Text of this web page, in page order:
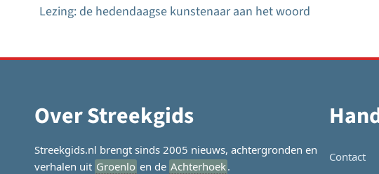
Bericht
navigatie
Lezing: de hedendaagse kunstenaar aan het woord
Over Streekgids
Streekgids.nl brengt sinds 2005 nieuws, achtergronden en
verhalen uit Groenlo en de Achterhoek.
Contact